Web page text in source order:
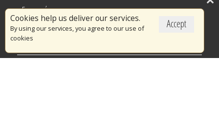
Accept
Cookies help us deliver our services.
By using our services, you agree to our use of
cookies
Επικαιρότητα
Το Πυροσβεστικό Σώμα